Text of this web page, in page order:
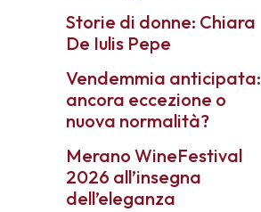
Storie di donne: Chiara
De Iulis Pepe
Vendemmia anticipata:
ancora eccezione o
nuova normalità?
Merano WineFestival
2026 all’insegna
dell’eleganza